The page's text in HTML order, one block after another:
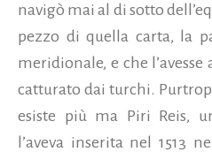
navigò mai al di sotto
pezzo di quella carta, la
meridionale, e che
catturato dai turchi.
esiste più ma Piri Reis,
l’aveva inserita nel 1513